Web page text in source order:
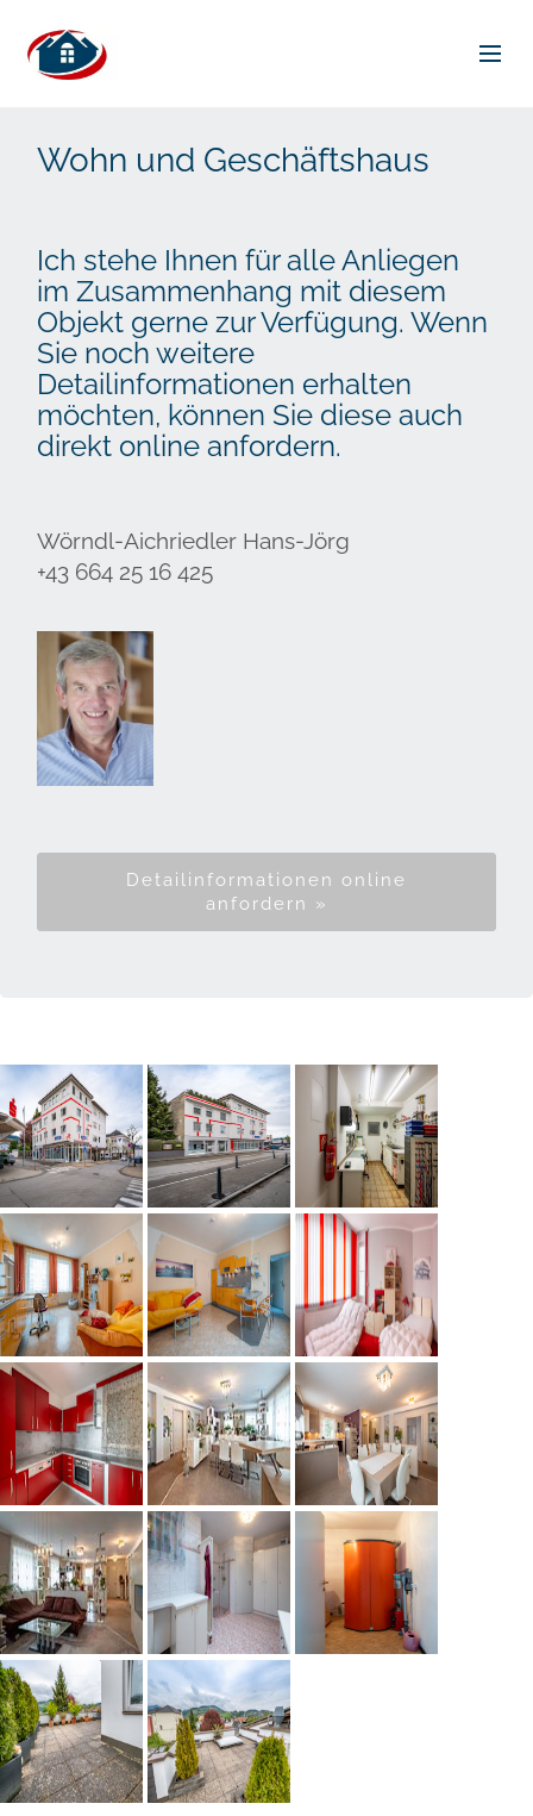
Wohn und Geschäftshaus
Ich stehe Ihnen für alle Anliegen
im Zusammenhang mit diesem
Objekt gerne zur Verfügung. Wenn
Sie noch weitere
Detailinformationen erhalten
möchten, können Sie diese auch
direkt online anfordern.
Wörndl-Aichriedler Hans-Jörg
+43 664 25 16 425
Detailinformationen online
anfordern »